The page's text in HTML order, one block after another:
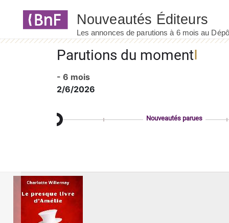
Parutions du moment
- 6 mois
2/6/2026
Nouveautés parues